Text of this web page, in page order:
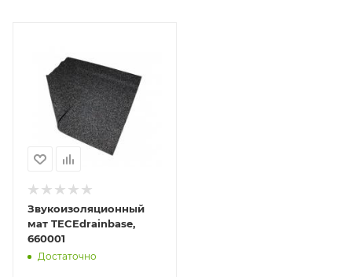
Звукоизоляционный
мат TECEdrainbase,
660001
Достаточно